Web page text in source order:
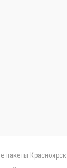
пакеты Красноярск